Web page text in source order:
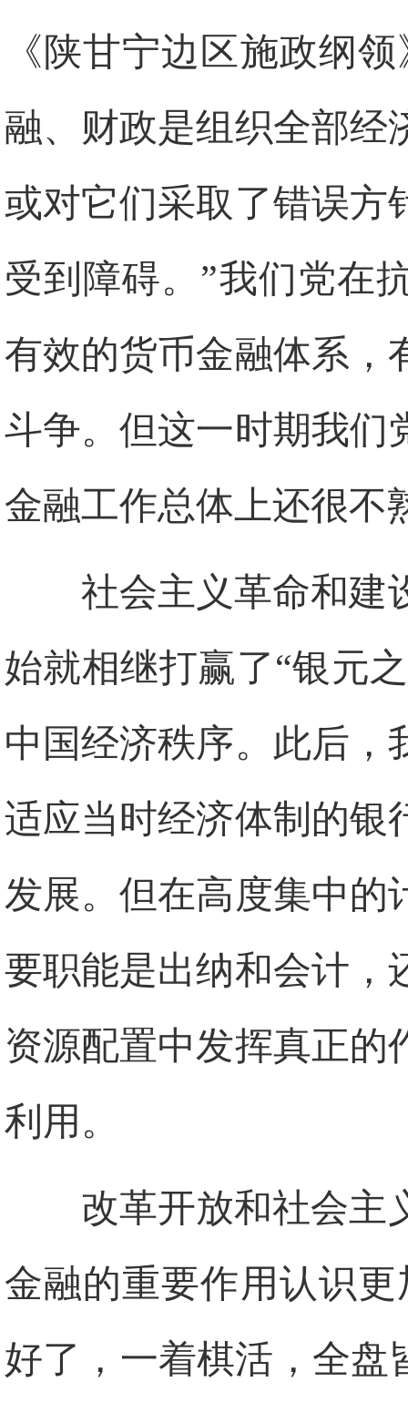
《陕甘宁边区施政纲
融、财政是组织全部经
或对它们采取了错误方
受到障碍。”我们党在
有效的货币金融体系，
斗争。但这一时期我们
金融工作总体上还很不
社会主义革命和建
始就相继打赢了“银元
中国经济秩序。此后，
适应当时经济体制的银
发展。但在高度集中的
要职能是出纳和会计，
资源配置中发挥真正的
利用。
改革开放和社会主
金融的重要作用认识
好了，一着棋活，全盘